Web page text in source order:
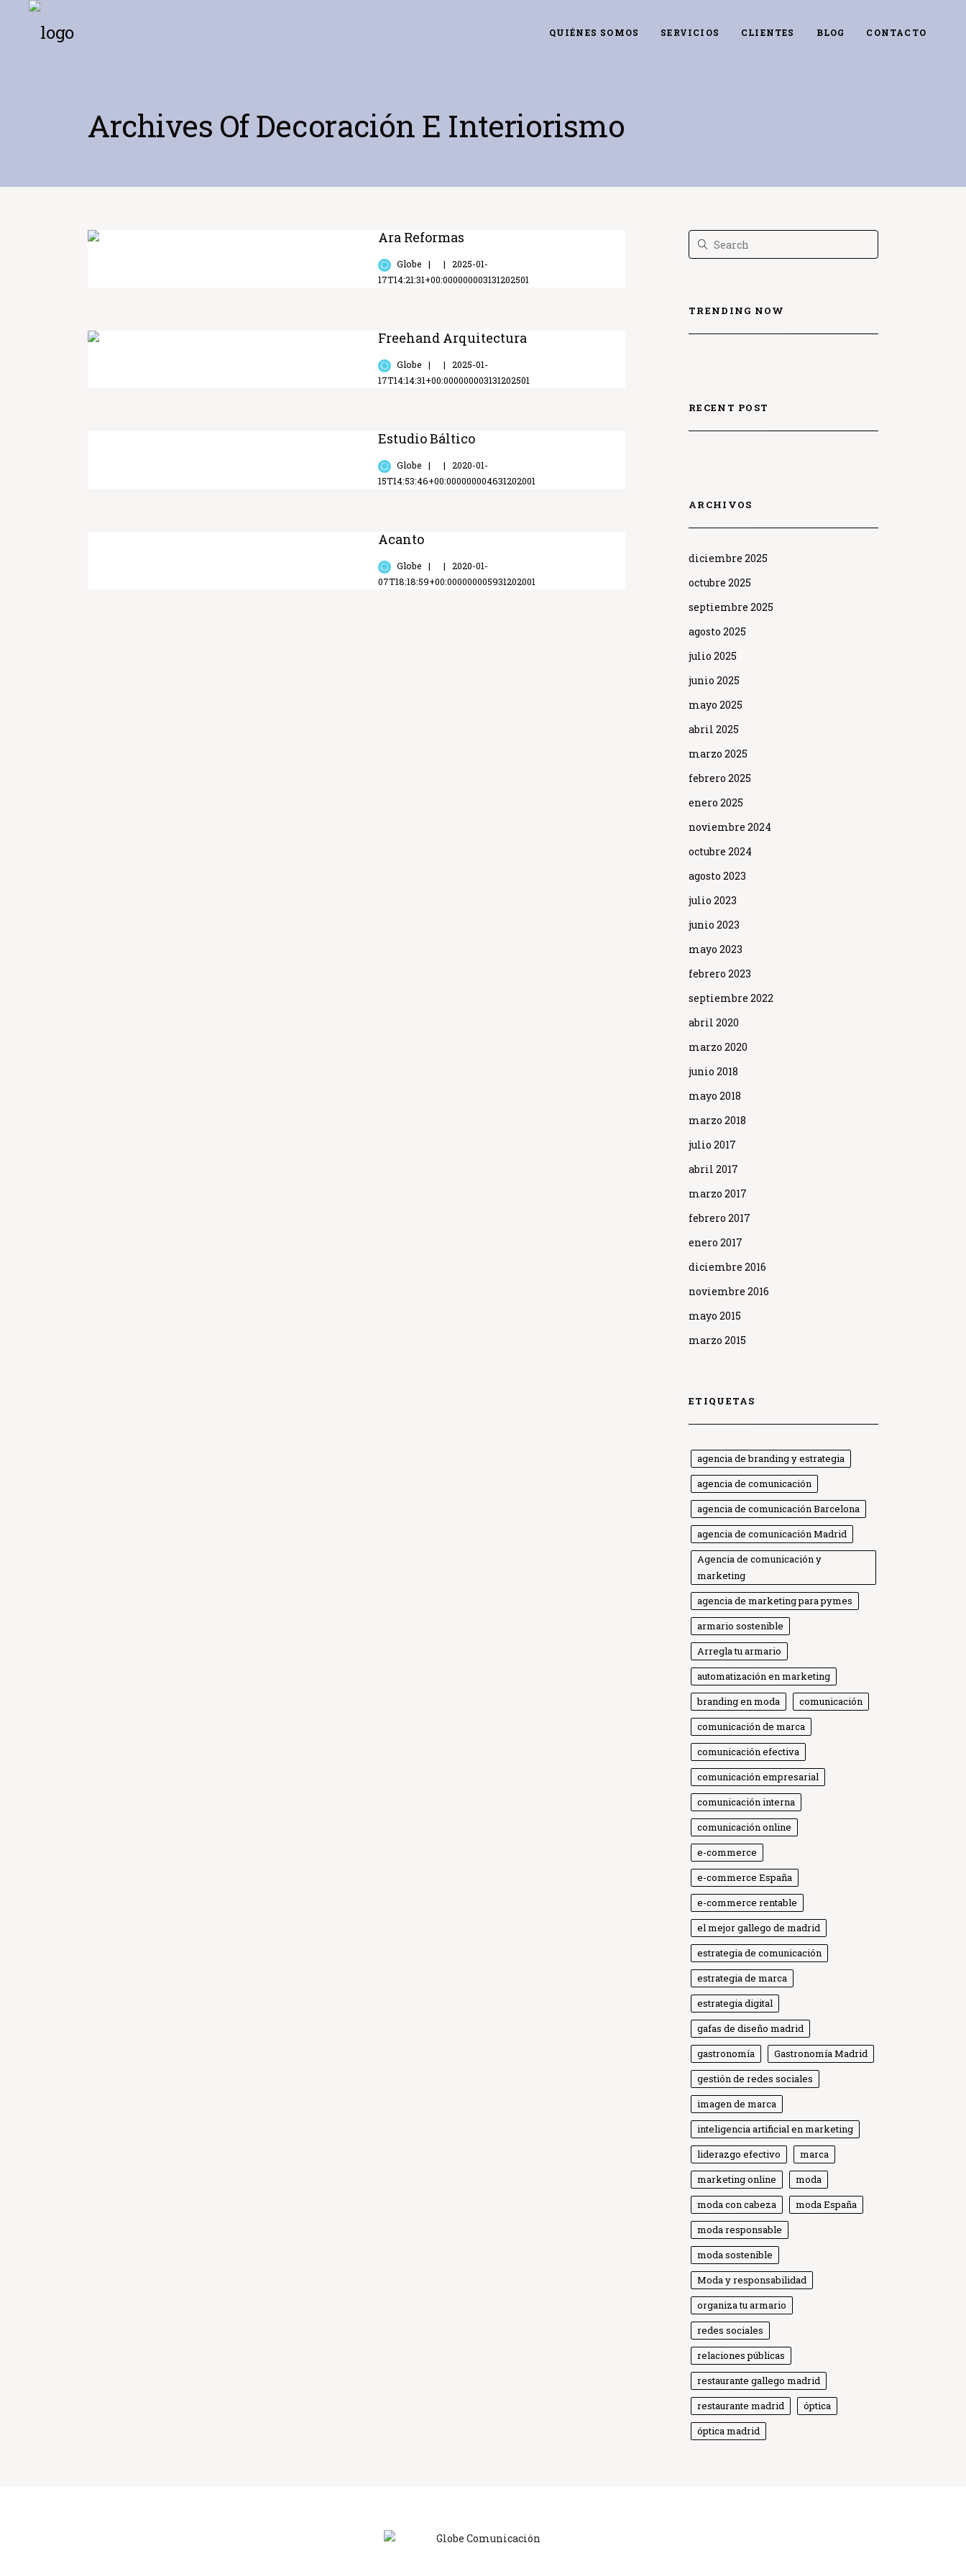
QUIÉNES SOMOS SERVICIOS CLIENTES BLOG CONTACTO
Archives Of Decoración E Interiorismo
Ara Reformas
Globe
2025-01-
17T14:21:31+00:000000003131202501
Freehand Arquitectura
Globe
2025-01-
17T14:14:31+00:000000003131202501
Estudio Báltico
Globe
2020-01-
15T14:53:46+00:000000004631202001
Acanto
Globe
2020-01-
07T18:18:59+00:000000005931202001
TRENDING NOW
RECENT POST
ARCHIVOS
diciembre 2025
octubre 2025
septiembre 2025
agosto 2025
julio 2025
junio 2025
mayo 2025
abril 2025
marzo 2025
febrero 2025
enero 2025
noviembre 2024
octubre 2024
agosto 2023
julio 2023
junio 2023
mayo 2023
febrero 2023
septiembre 2022
abril 2020
marzo 2020
junio 2018
mayo 2018
marzo 2018
julio 2017
abril 2017
marzo 2017
febrero 2017
enero 2017
diciembre 2016
noviembre 2016
mayo 2015
marzo 2015
ETIQUETAS
agencia de branding y estrategia
agencia de comunicación
agencia de comunicación Barcelona
agencia de comunicación Madrid
Agencia de comunicación y
marketing
agencia de marketing para pymes
armario sostenible
Arregla tu armario
automatización en marketing
branding en moda
comunicación
comunicación de marca
comunicación efectiva
comunicación empresarial
comunicación interna
comunicación online
e-commerce
e-commerce España
e-commerce rentable
el mejor gallego de madrid
estrategia de comunicación
estrategia de marca
estrategia digital
gafas de diseño madrid
gastronomía
Gastronomía Madrid
gestión de redes sociales
imagen de marca
inteligencia artificial en marketing
liderazgo efectivo
marca
marketing online
moda
moda con cabeza
moda España
moda responsable
moda sostenible
Moda y responsabilidad
organiza tu armario
redes sociales
relaciones públicas
restaurante gallego madrid
restaurante madrid
óptica
óptica madrid
Globe Comunicación
Solemos responder enseguida